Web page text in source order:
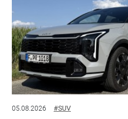
05.08.2026 #SUV